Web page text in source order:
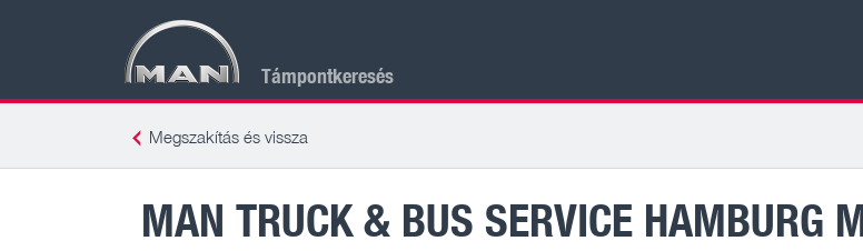
Támpontkeresés
Megszakítás és vissza
MAN TRUCK & BUS SERVICE HAMBURG